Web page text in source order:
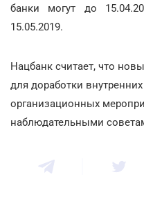
банки могут до
15.05.2019.
Нацбанк считает, что
для доработки
организационных
наблюдательными